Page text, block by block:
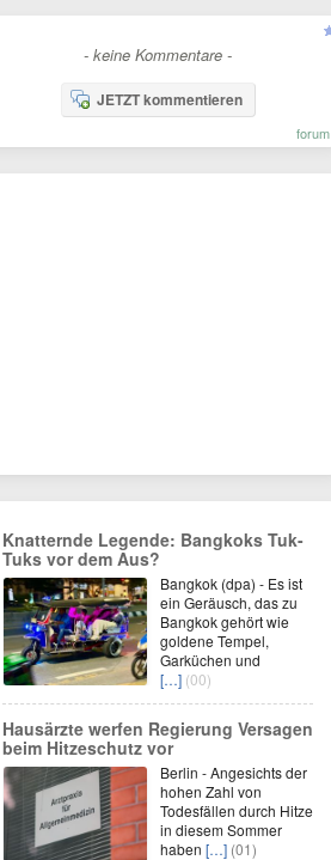
- keine Kommentare -
JETZT kommentieren
forum
Knatternde Legende: Bangkoks Tuk-
Tuks vor dem Aus?
Bangkok (dpa) - Es ist
ein Geräusch, das zu
Bangkok gehört wie
goldene Tempel,
Garküchen und
[…] (00)
Hausärzte werfen Regierung Versagen
beim Hitzeschutz vor
Berlin - Angesichts der
hohen Zahl von
Todesfällen durch Hitze
in diesem Sommer
haben […] (01)